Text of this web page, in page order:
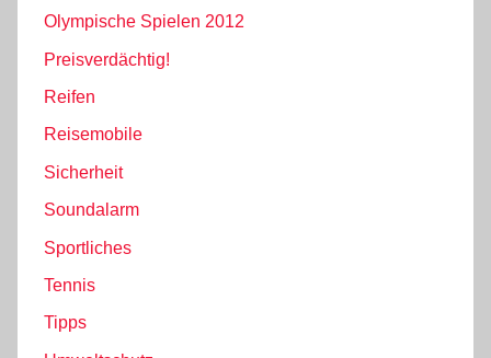
Olympische Spielen 2012
Preisverdächtig!
Reifen
Reisemobile
Sicherheit
Soundalarm
Sportliches
Tennis
Tipps